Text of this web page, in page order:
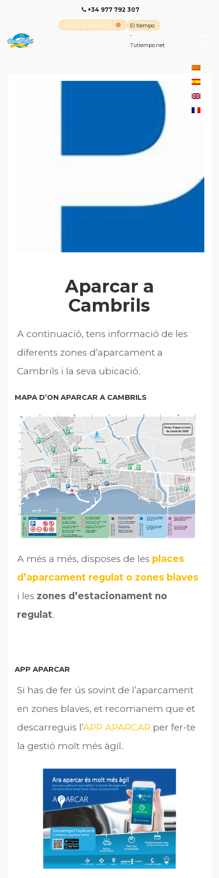
+34 977 792 307
Cambrils Webcam
El tiempo
-
Tutiempo.net
Aparcar a
Cambrils
A continuació, tens informació de les
diferents zones d’aparcament a
Cambrils i la seva ubicació.
MAPA D’ON APARCAR A CAMBRILS
A més a més, disposes de les places
d’aparcament regulat o zones blaves
i les zones d’estacionament no
regulat.
APP APARCAR
Si has de fer ús sovint de l’aparcament
en zones blaves, et recomanem que et
descarreguis l’APP APARCAR per fer-te
la gestió molt més àgil.